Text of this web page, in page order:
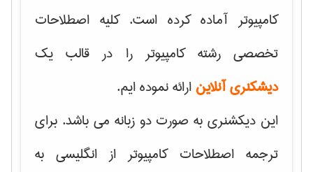
کامپیوتر آماده کرده است. کلیه اصطلاحات
تخصصی رشته کامپیوتر را در قالب یک
دیشکنری آنلاین ارائه نموده ایم.
این دیکشنری به صورت دو زبانه می باشد. برای
ترجمه اصطلاحات کامپیوتر از انگلیسی به